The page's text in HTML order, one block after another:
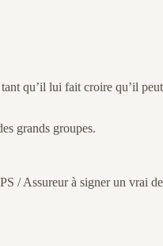
qu’il lui fait croire qu’il
grands groupes.
/ Assureur à signer un vrai